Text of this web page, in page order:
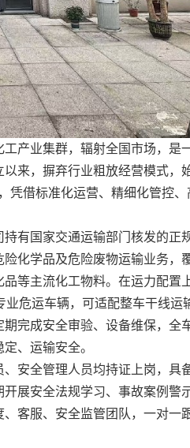
产业集群，辐射全国市场，是
来，摒弃行业粗放经营模式，
凭借标准化运营、精细化管控
有国家交通运输部门核发的正
险化学品及危险废物运输业务，
品等主流化工物料。在运力配置
危运车辆，可适配整车干线运
完成安全审验、设备维保，全
、运输安全。
安全管理人员均持证上岗，具
展安全法规学习、事故案例警
客服、安全监管团队，一对一